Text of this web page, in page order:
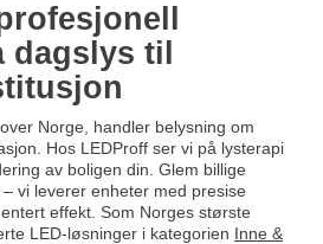
dagslys til
Norge, handler belysning om
Hos LEDProff ser vi på lysterapi
av boligen din. Glem billige
vi leverer enheter med presise
effekt. Som Norges største
LED-løsninger i kategorien Inne &